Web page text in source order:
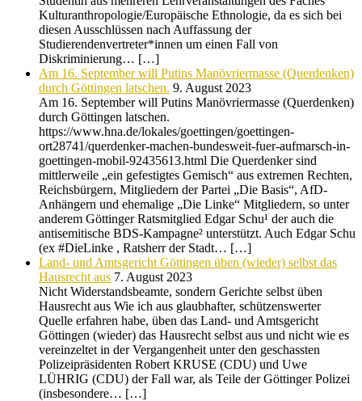
Kulturanthropologie/Europäische Ethnologie, da es sich bei
diesen Ausschlüssen nach Auffassung der
Studierendenvertreter*innen um einen Fall von
Diskriminierung… […]
Am 16. September will Putins Manövriermasse (Querdenken)
durch Göttingen latschen. 9. August 2023
Am 16. September will Putins Manövriermasse (Querdenken)
durch Göttingen latschen.
https://www.hna.de/lokales/goettingen/goettingen-
ort28741/querdenker-machen-bundesweit-fuer-aufmarsch-in-
goettingen-mobil-92435613.html Die Querdenker sind
mittlerweile „ein gefestigtes Gemisch“ aus extremen Rechten,
Reichsbürgern, Mitgliedern der Partei „Die Basis“, AfD-
Anhängern und ehemalige „Die Linke“ Mitgliedern, so unter
anderem Göttinger Ratsmitglied Edgar Schu¹ der auch die
antisemitische BDS-Kampagne² unterstützt. Auch Edgar Schu
(ex #DieLinke , Ratsherr der Stadt… […]
Land- und Amtsgericht Göttingen üben (wieder) selbst das
Hausrecht aus 7. August 2023
Nicht Widerstandsbeamte, sondern Gerichte selbst üben
Hausrecht aus Wie ich aus glaubhafter, schützenswerter
Quelle erfahren habe, üben das Land- und Amtsgericht
Göttingen (wieder) das Hausrecht selbst aus und nicht wie es
vereinzeltet in der Vergangenheit unter den geschassten
Polizeipräsidenten Robert KRUSE (CDU) und Uwe
LÜHRIG (CDU) der Fall war, als Teile der Göttinger Polizei
(insbesondere… […]